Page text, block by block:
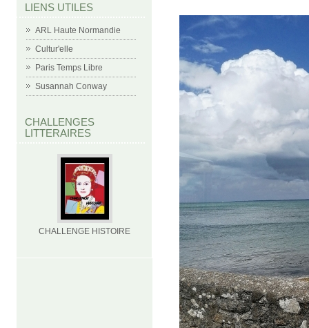
LIENS UTILES
ARL Haute Normandie
Cultur'elle
Paris Temps Libre
Susannah Conway
CHALLENGES
LITTERAIRES
CHALLENGE HISTOIRE